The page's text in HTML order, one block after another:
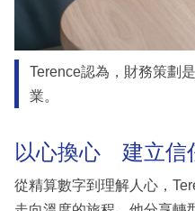
Terence認為，財務策劃
業。
以心換心 建立信
從精算數字到理解人心，